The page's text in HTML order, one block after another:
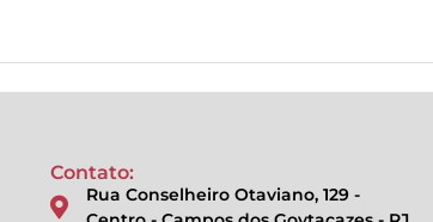
Contato:
Rua Conselheiro Otaviano, 129 -